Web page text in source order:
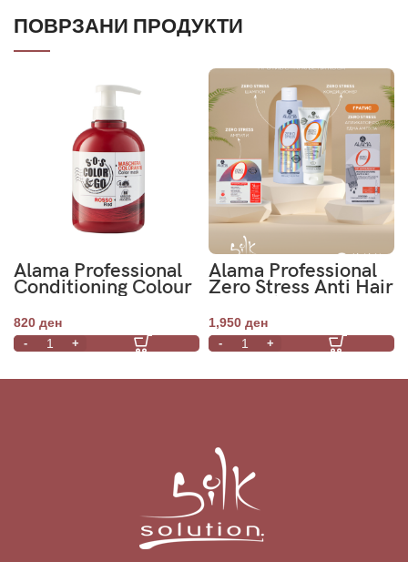
ПОВРЗАНИ ПРОДУКТИ
Alama Professional
Conditioning Colour
Mask Red- Колор
маска за
регенерација на
коса- Црвена
820 ден
Alama Professional
Zero Stress Anti Hair
1,950 ден